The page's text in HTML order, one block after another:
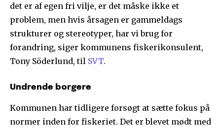
det er af egen fri vilje, er det måske ikke et
problem, men hvis årsagen er gammeldags
strukturer og stereotyper, har vi brug for
forandring, siger kommunens fiskerikonsulent,
Tony Söderlund, til SVT.
Undrende borgere
Kommunen har tidligere forsøgt at sætte fokus på
normer inden for fiskeriet. Det er blevet mødt med